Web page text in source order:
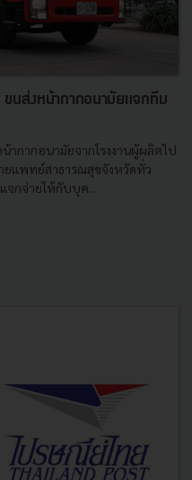
นส่งหน้ากากอนามัยแจกทีม
กากอนามัยจากโรงงานผู้ผลิตไป
ยแพทย์สาธารณสุขจังหวัดทั่ว
กจ่ายให้กับบุค...